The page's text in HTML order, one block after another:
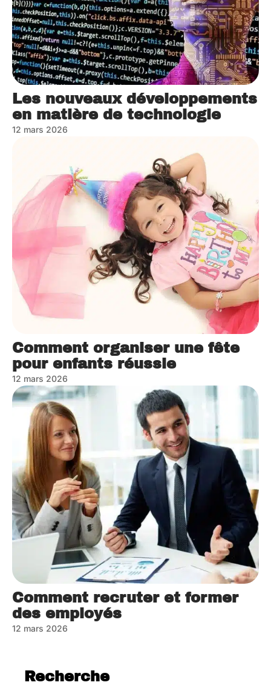
Les nouveaux développements
en matière de technologie
12 mars 2026
Comment organiser une fête
pour enfants réussie
12 mars 2026
Comment recruter et former
des employés
12 mars 2026
Recherche